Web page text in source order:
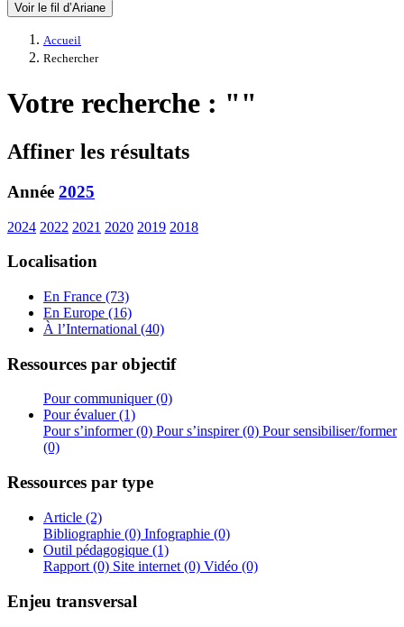
Voir le fil d’Ariane
Accueil
Rechercher
Votre recherche : ""
Affiner les résultats
Année 2025
2024 2022 2021 2020 2019 2018
Localisation
En France (73)
En Europe (16)
À l’International (40)
Ressources par objectif
Pour communiquer (0)
Pour évaluer (1)
Pour s’informer (0) Pour s’inspirer (0) Pour sensibiliser/former
(0)
Ressources par type
Article (2)
Bibliographie (0) Infographie (0)
Outil pédagogique (1)
Rapport (0) Site internet (0) Vidéo (0)
Enjeu transversal